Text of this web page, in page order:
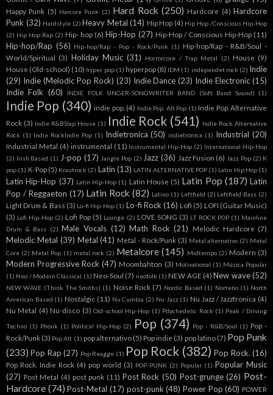
Happy Punk (5) Harcore Punk (2) Hard Rock (250) Hardcore (4) Hardcore
Punk (32) Hardstyle (2) Heavy Metal (14) Hip Hop (4) Hip Hop /Conscious Hip-Hop
(2) Hip Hop Rap (2) Hip- hop (6) Hip-Hop (27) Hip-Hop / Conscious Hip-Hop (11)
Hip-hop/Rap (56) Hip-hop/Rap - Pop - Rock/Punk (1) Hip-hop/Rap - R&B/Soul -
World/Spiritual (3) Holiday Music (31) Horrorcore / Trap Metal (2) House (9)
House (Old-school) (10) hyper pop (1) hyperpop (8) IDM (1) independet rock (2) Indie
(29) Indie (Melodic Pop Rock) (23) Indie Dance (23) Indie Electronic (15)
Indie Folk (60) INDIE FOLK SINGER-SONGWRITER BAND (Soft Band Sound) (1)
Indie Pop (340) indie pop. (4) Indie Pop. Alt Pop (1) Indie Pop. Alternative
Rock (3) Indie R&BSlap House (1) Indie Rock (541) Indie Rock Alternative
Rock (1) Indie RockIndie Pop (1) Indietronica (50) indietrónica (1) Industrial (20)
Industrial Metal (4) instrumental (11) Instrumental Hip-Hop (2) International Hip-Hop
(2) Irish Based (1) J-pop (17) Jangle Pop (2) Jazz (36) Jazz Fusion (6) Jazz Pop (2) K
pop (1) K-Pop (5) Krautrock (2) Latin (13) LATIN ALTERNATIVE POP (1) Latin Hip Hop (1)
Latin Hip-Hop (37) Latín Hip-Hop (1) Latin House (5) Latin Pop (187) Latin
Pop / Reggaeton (17) Latin Rock (82) Latino (1) Leftfield (2) Leftfield Bass (2)
Light Drum & Bass (3) Lo-fi Hip-Hop (1) Lo-fi Rock (16) Lofi (5) LOFI (Guitar Music)
(3) Lofi Hip-Hop (2) Lofi Pop (5) Lounge (2) LOVE SONG (3) LT ROCK POP (1) Mainline
Drum & Bass (2) Male Vocals (12) Math Rock (21) Melodic Hardcore (7)
Melodic Metal (39) Metal (41) Metal - Rock/Punk (3) Metal alternativo (2) Metal
Core (2) Metal Pop (1) metal rock (2) Metalcore (145) Midtempo (2) Modern (3)
Modern Progressive Rock (47) Moombahton (3) Motivational (1) Música Popular
(1) Neo / Modern Classical (1) Neo-Soul (7) neofolk (1) NEW AGE (4) New wave (52)
NEW WAVE (Think The Smiths) (1) Noise Rock (7) Nordic Based (1) Norteño (1) North
American Based (1) Nostalgic (11) Nu Cumbia (2) Nu Jazz (1) Nu Jazz / Jazztronica (4)
Nu Metal (4) Nu-disco (3) Old-school Hip-Hop (1) Pdychedelic Rock (1) Peak / Driving
Techno (1) Phonk (1) Political Hip-Hop (2) Pop (374) Pop - R&B/Soul (1) Pop -
Rock/Punk (3) Pop Alt (1) pop alternativo (5) Pop indie (3) pop latino (7) Pop Punk
(233) Pop Rap (27) Pop Reagge (1) Pop Rock (382) Pop Rock. (16)
Pop Rock. Indie Rock (4) pop world (3) POP-PUNK (2) Popular (1) Popular Music
(27) Post Metal (4) post punk (11) Post Rock (50) Post-grunge (26) Post-
Hardcore (74) Post-Metal (17) post-punk (48) Power Pop (60) POWER